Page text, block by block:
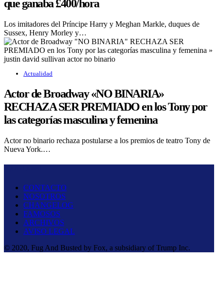
que ganaba £400/hora
Los imitadores del Príncipe Harry y Meghan Markle, duques de
Sussex, Henry Morley y…
Actualidad
Actor de Broadway «NO BINARIA»
RECHAZA SER PREMIADO en los Tony por
las categorías masculina y femenina
Actor no binario rechaza postularse a los premios de teatro Tony de
Nueva York.…
CONTACTO
NOSOTROS
CHANGELOG
FAMOSOS
ARCHIVOS
AVISO LEGAL
© 2020, Fug And Busted by Fox, a subsidiary of Trump Inc.